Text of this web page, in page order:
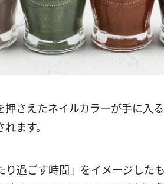
押さえたネイルカラーが手に入る
ます。
り過ごす時間」をイメージした